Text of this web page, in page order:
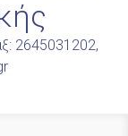
2645031202,